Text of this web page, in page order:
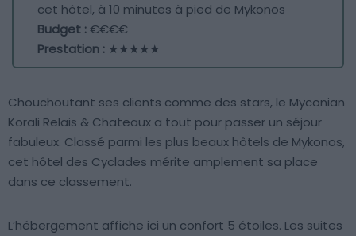
cet hôtel, à 10 minutes à pied de Mykonos
Budget :€€€€
Prestation : ★★★★★
Chouchoutant ses clients comme des stars, le Myconian
Korali Relais & Chateaux a tout pour passer un séjour
fabuleux. Classé parmi les plus beaux hôtels de Mykonos,
cet hôtel des Cyclades mérite amplement sa place
dans ce classement.
L’hébergement affiche ici un confort 5 étoiles. Les suites